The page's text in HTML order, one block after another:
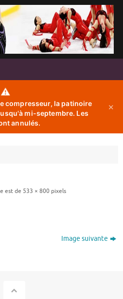
⚠️
compresseur, la patinoire
mi-septembre. Les
annulés.
✕
est de 533 × 800 pixels
Image suivante